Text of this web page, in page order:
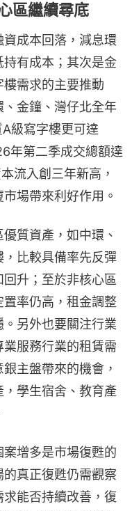
區繼續尋底
成本回落，減息環
有成本；其次是金
需求的主要推動
金鐘、灣仔北全年
級寫字樓更可達
年第二季成交總額達
流入創三年新高，
場帶來利好作用。
質資產，如中環、
比較具備率先反彈
升；至於非核心區
率仍高，租金調整
另外也要關注行業
服務行業的租賃需
主盤帶來的機會，
學生宿舍、教育產
增多是市場復甦的
真正復甦仍需觀察
能否持續改善，復